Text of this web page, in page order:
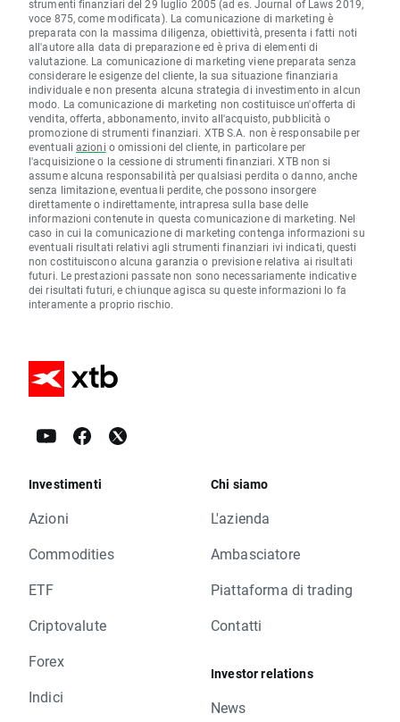
strumenti finanziari del 29 luglio 2005 (ad es. Journal of Laws 2019,
voce 875, come modificata). La comunicazione di marketing è
preparata con la massima diligenza, obiettività, presenta i fatti noti
all'autore alla data di preparazione ed è priva di elementi di
valutazione. La comunicazione di marketing viene preparata senza
considerare le esigenze del cliente, la sua situazione finanziaria
individuale e non presenta alcuna strategia di investimento in alcun
modo. La comunicazione di marketing non costituisce un'offerta di
vendita, offerta, abbonamento, invito all'acquisto, pubblicità o
promozione di strumenti finanziari. XTB S.A. non è responsabile per
eventuali azioni o omissioni del cliente, in particolare per
l'acquisizione o la cessione di strumenti finanziari. XTB non si
assume alcuna responsabilità per qualsiasi perdita o danno, anche
senza limitazione, eventuali perdite, che possono insorgere
direttamente o indirettamente, intrapresa sulla base delle
informazioni contenute in questa comunicazione di marketing. Nel
caso in cui la comunicazione di marketing contenga informazioni su
eventuali risultati relativi agli strumenti finanziari ivi indicati, questi
non costituiscono alcuna garanzia o previsione relativa ai risultati
futuri. Le prestazioni passate non sono necessariamente indicative
dei risultati futuri, e chiunque agisca su queste informazioni lo fa
interamente a proprio rischio.
Investimenti
Azioni
Commodities
ETF
Criptovalute
Forex
Indici
Chi siamo
L'azienda
Ambasciatore
Piattaforma di trading
Contatti
Investor relations
News